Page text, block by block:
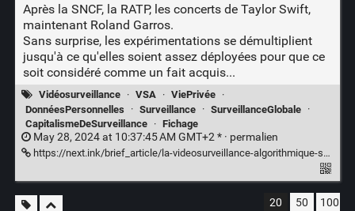
Après la SNCF, la RATP, les concerts de Taylor Swift,
maintenant Roland Garros.
Sans surprise, les expérimentations se démultiplient
jusqu'à ce qu'elles soient assez déployées pour que ce
soit considéré comme un fait acquis...
Vidéosurveillance · VSA · ViePrivée ·
DonnéesPersonnelles
· Surveillance · SurveillanceGlobale ·
CapitalismeDeSurveillance
· Fichage
May 28, 2024 at 10:37:45 AM GMT+2 * · permalien
https://next.ink/brief_article/la-videosurveillance-algorithmique-sera-aussi-experimentee-a-roland-garros/
20 50 100